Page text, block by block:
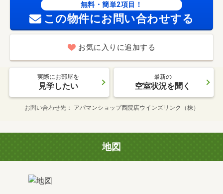
無料・簡単2項目！
この物件にお問い合わせする
お気に入りに追加する
実際にお部屋を
見学したい
最新の
空室状況を聞く
お問い合わせ先 アパマンショップ西院店ウインズリンク（株）
地図